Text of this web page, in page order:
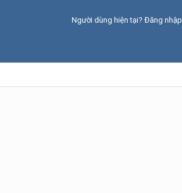
Người dùng hiện tại? Đăng nhập